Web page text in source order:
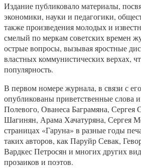
Издание публиковало материалы,
экономики, науки и педагогики,
также произведения молодых и
смелый по меркам советских времен
острые вопросы, вызывая яростные
властных коммунистических верхах,
популярность.
В первом номере журнала, в связи с
опубликованы приветственные слова
Полевого, Ованеса Баграмяна,
Шагинян, Арама Хачатуряна, Сергея
страницах «Гаруна» в разные годы
таких авторов, как Паруйр Севак,
Вардкес Петросян и многих других
прозаиков и поэтов.